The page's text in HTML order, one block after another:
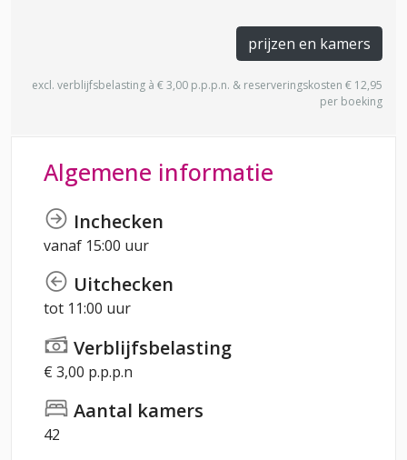
prijzen en kamers
excl. verblijfsbelasting à € 3,00 p.p.p.n. & reserveringskosten € 12,95
per boeking
Algemene informatie
Inchecken
vanaf 15:00 uur
Uitchecken
tot 11:00 uur
Verblijfsbelasting
€ 3,00 p.p.p.n
Aantal kamers
42